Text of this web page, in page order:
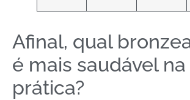
Afinal, qual
é mais saudável na
prática?